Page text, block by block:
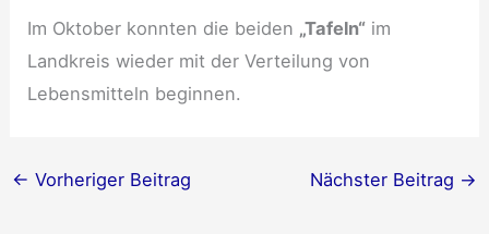
Im Oktober konnten die beiden „Tafeln“ im
Landkreis wieder mit der Verteilung von
Lebensmitteln beginnen.
← Vorheriger Beitrag Nächster Beitrag →